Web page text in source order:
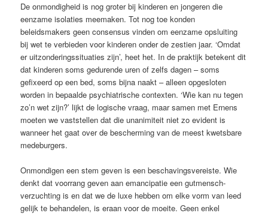
De onmondigheid is nog groter bij kinderen en jongeren die
eenzame isolaties meemaken. Tot nog toe konden
beleidsmakers geen consensus vinden om eenzame opsluiting
bij wet te verbieden voor kinderen onder de zestien jaar. ‘Omdat
er uitzonderingssituaties zijn’, heet het. In de praktijk betekent dit
dat kinderen soms gedurende uren of zelfs dagen – soms
gefixeerd op een bed, soms bijna naakt – alleen opgesloten
worden in bepaalde psychiatrische contexten. ‘Wie kan nu tegen
zo’n wet zijn?’ lijkt de logische vraag, maar samen met Ernens
moeten we vaststellen dat die unanimiteit niet zo evident is
wanneer het gaat over de bescherming van de meest kwetsbare
medeburgers.
Onmondigen een stem geven is een beschavingsvereiste. Wie
denkt dat voorrang geven aan emancipatie een gutmensch-
verzuchting is en dat we de luxe hebben om elke vorm van leed
gelijk te behandelen, is eraan voor de moeite. Geen enkel